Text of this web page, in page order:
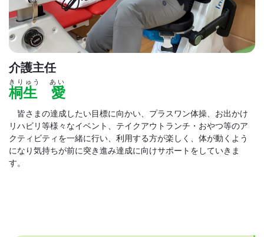
介護主任
きりゅう あい
桐生 愛
皆さまの達成したい目標に向かい、プラスワン体操、お出かけ
リハビリ等様々なイベント、テイクアウトランチ・おやつ等のア
クティビティを一緒に行い、利用する方が楽しく、体が動くよう
になり気持ちが前に突き進み達成に向けサポートをしていきま
す。